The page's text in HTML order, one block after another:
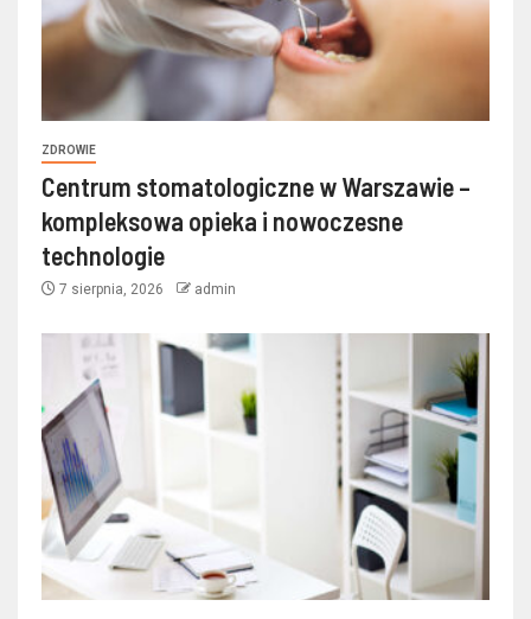
ZDROWIE
Centrum stomatologiczne w Warszawie –
kompleksowa opieka i nowoczesne
technologie
7 sierpnia, 2026 admin